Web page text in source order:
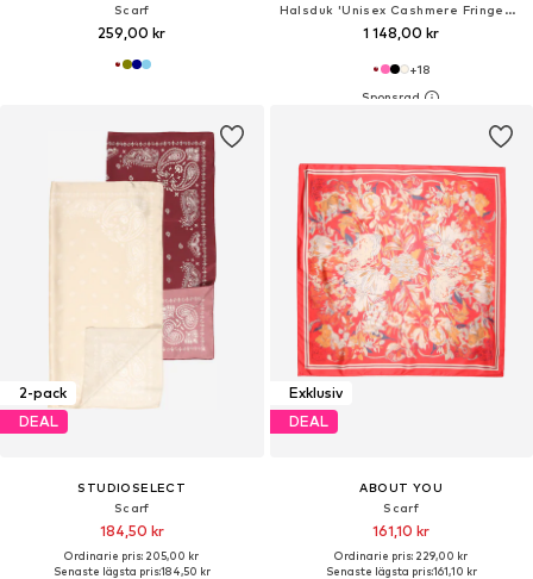
Scarf
259,00 kr
Halsduk 'Unisex Cashmere Fringed Scarf'
1 148,00 kr
+18
2-pack
DEAL
STUDIOSELECT
Scarf
184,50 kr
Ordinarie pris: 205,00 kr
Senaste lägsta pris:184,50 kr
Exklusiv
DEAL
ABOUT YOU
Scarf
161,10 kr
Ordinarie pris: 229,00 kr
Senaste lägsta pris:161,10 kr